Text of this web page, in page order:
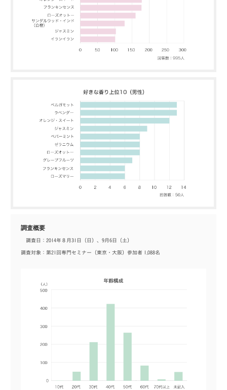
調査概要
調査日：2014年８月31日（日）、9月6日（土）
調査対象：第21回専門セミナー（東京・大阪）参加者 1,088名